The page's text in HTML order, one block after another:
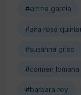
#emma garcía
#ana rosa
#susanna griso
#carmen lomana
#barbara rey